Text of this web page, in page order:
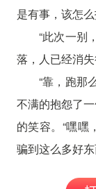
是有事，该怎
“此次一别
落，人已经消失
“靠，跑那
不满的抱怨了
的笑容。“嘿嘿
骗到这么多好